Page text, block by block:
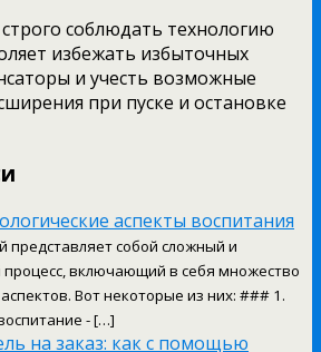
соблюдать технологию
избежать избыточных
и учесть возможные
при пуске и остановке
аспекты воспитания
представляет собой сложный и
включающий в себя множество
Вот некоторые из них: ### 1.
- […]
на заказ: как с помощью